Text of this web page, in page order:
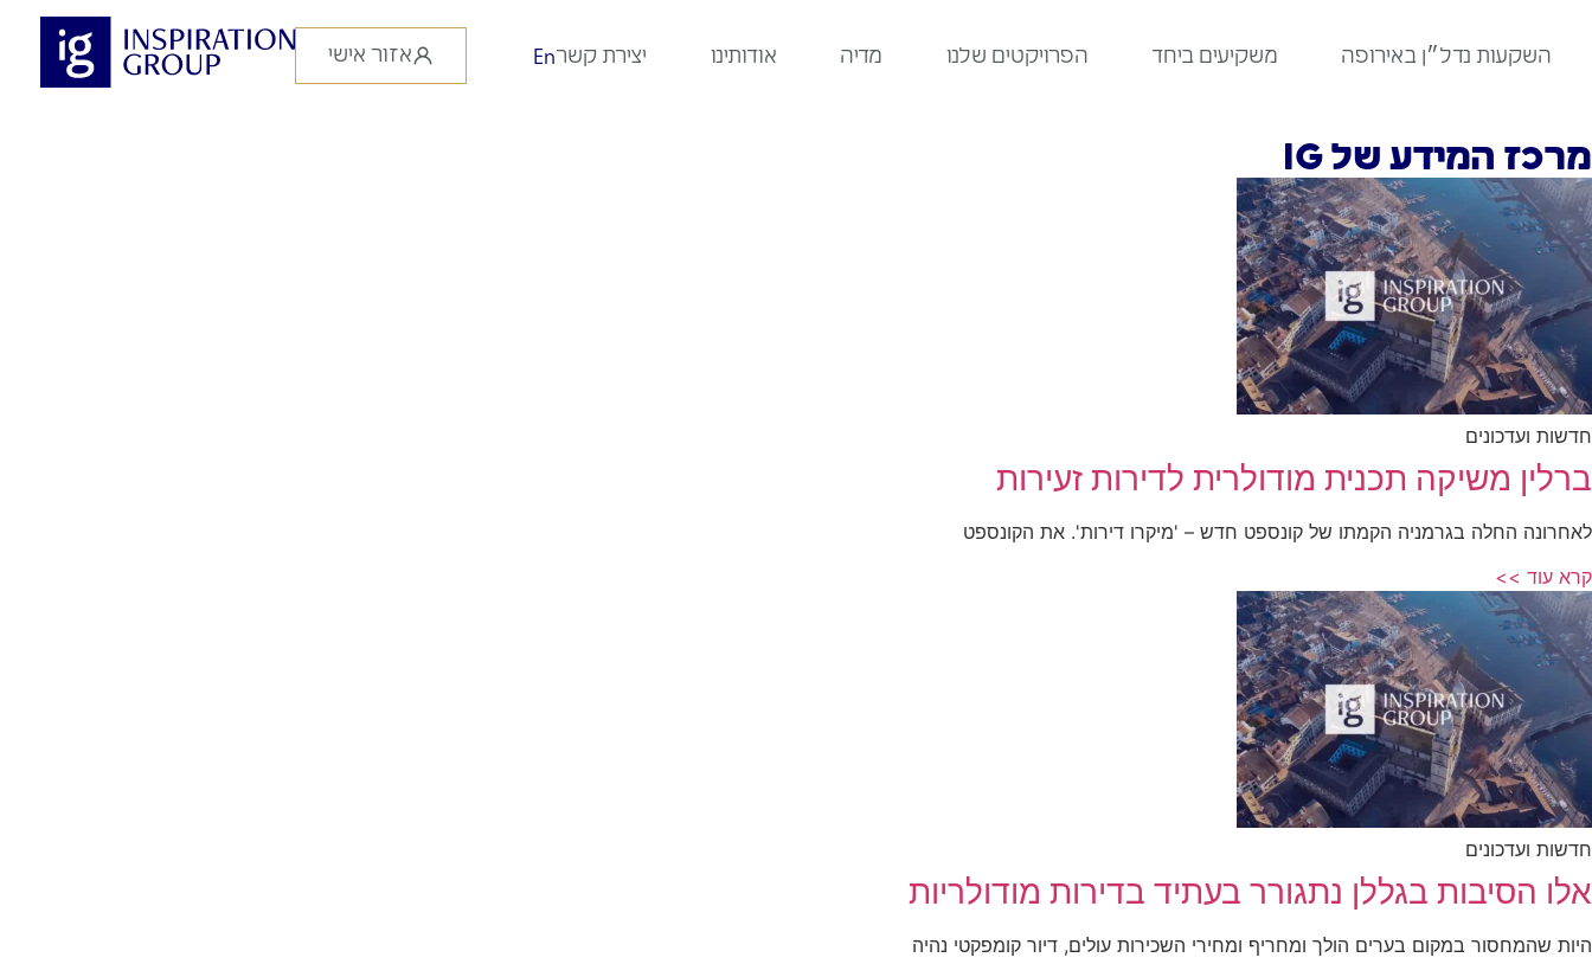
השקעות נדל״ן באירופה משקיעים ביחד הפרויקטים שלנו מדיה אודותינו יצירת קשרEn אזור אישי
מרכז המידע של IG
חדשות ועדכונים
ברלין משיקה תכנית מודולרית לדירות זעירות
לאחרונה החלה בגרמניה הקמתו של קונספט חדש – 'מיקרו דירות'. את הקונספט
קרא עוד >>
חדשות ועדכונים
אלו הסיבות בגללן נתגורר בעתיד בדירות מודולריות
היות שהמחסור במקום בערים הולך ומחריף ומחירי השכירות עולים, דיור קומפקטי נהיה